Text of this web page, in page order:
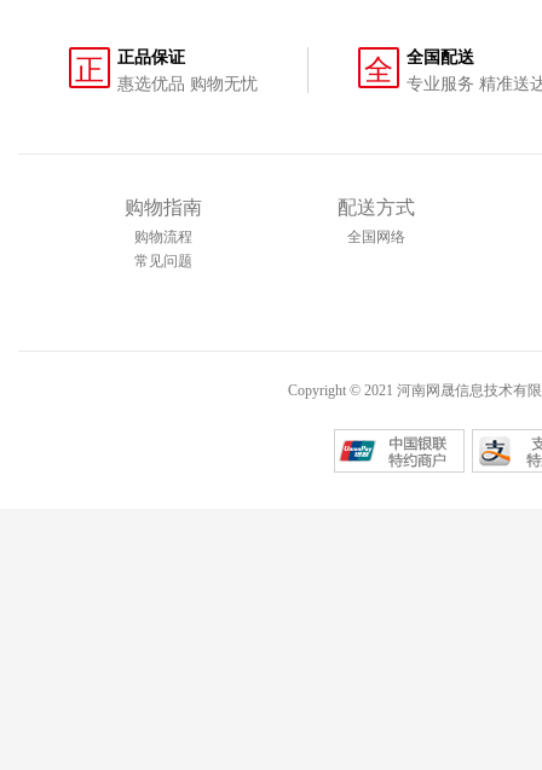
正
正品保证
惠选优品 购物无忧
全
全国配送
专业服务 精准送
购物指南
购物流程
常见问题
配送方式
全国网络
Copyright © 2021 河南网晟信息技术有